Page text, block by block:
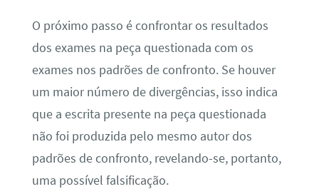
O próximo passo é confrontar os resultados
dos exames na peça questionada com os
exames nos padrões de confronto. Se houver
um maior número de divergências, isso indica
que a escrita presente na peça questionada
não foi produzida pelo mesmo autor dos
padrões de confronto, revelando-se, portanto,
uma possível falsificação.